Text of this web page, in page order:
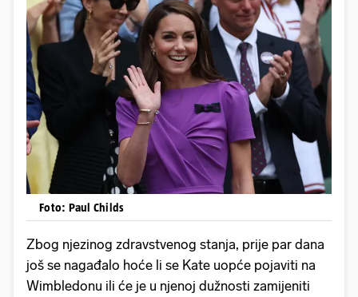
Foto: Paul Childs
Zbog njezinog zdravstvenog stanja, prije par dana
još se nagađalo hoće li se Kate uopće pojaviti na
Wimbledonu ili će je u njenoj dužnosti zamijeniti